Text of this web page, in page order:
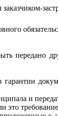
передано
и
это